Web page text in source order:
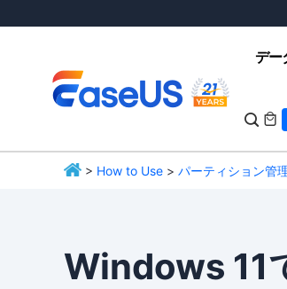
デー
 
> How to Use > パーティション管
Windows 11